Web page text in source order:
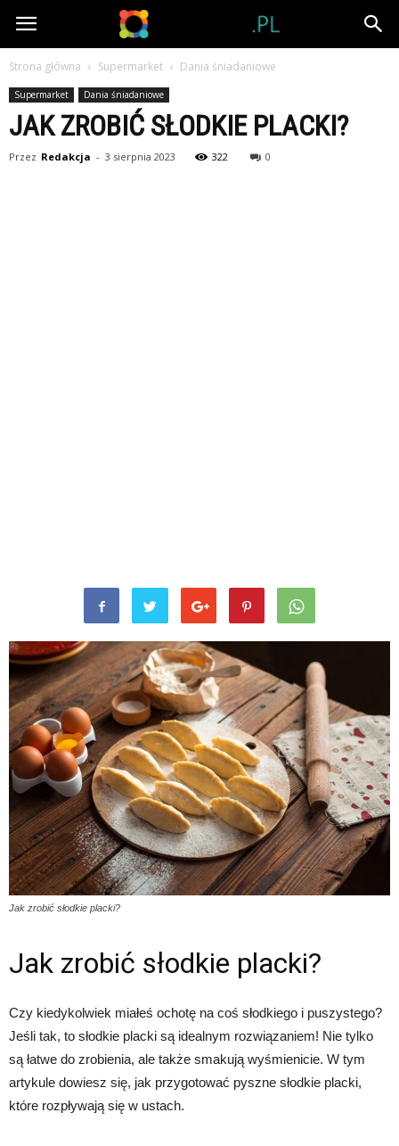
Tubator.pl
Strona główna Supermarket Dania śniadaniowe
Supermarket Dania śniadaniowe
JAK ZROBIĆ SŁODKIE PLACKI?
Przez Redakcja - 3 sierpnia 2023 322 0
Jak zrobić słodkie placki?
Jak zrobić słodkie placki?
Czy kiedykolwiek miałeś ochotę na coś słodkiego i puszystego?
Jeśli tak, to słodkie placki są idealnym rozwiązaniem! Nie tylko
są łatwe do zrobienia, ale także smakują wyśmienicie. W tym
artykule dowiesz się, jak przygotować pyszne słodkie placki,
które rozpływają się w ustach.